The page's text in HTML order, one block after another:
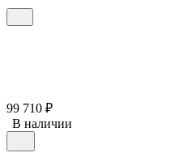
99 710 ₽
В наличии